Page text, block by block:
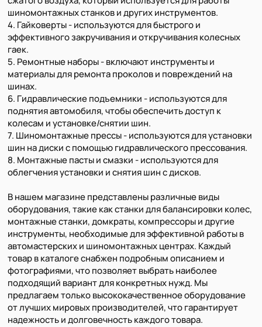
шиномонтажных станков и других инструментов.
4. Гайковерты - используются для быстрого и
эффективного закручивания и откручивания колесных
гаек.
5. Ремонтные наборы - включают инструменты и
материалы для ремонта проколов и повреждений на
шинах.
6. Гидравлические подъемники - используются для
поднятия автомобиля, чтобы обеспечить доступ к
колесам и установке/снятии шин.
7. Шиномонтажные прессы - используются для установки
шин на диски с помощью гидравлического прессования.
8. Монтажные пасты и смазки - используются для
облегчения установки и снятия шин с дисков.
В нашем магазине представлены различные виды
оборудования, такие как станки для балансировки колес,
монтажные станки, домкраты, компрессоры и другие
инструменты, необходимые для эффективной работы в
автомастерских и шиномонтажных центрах. Каждый
товар в каталоге снабжен подробным описанием и
фотографиями, что позволяет выбрать наиболее
подходящий вариант для конкретных нужд. Мы
предлагаем только высококачественное оборудование
от лучших мировых производителей, что гарантирует
надежность и долговечность каждого товара.